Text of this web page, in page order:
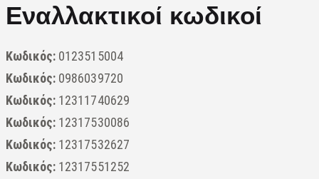
Εναλλακτικοί κωδικοί
Κωδικός: 0123515004
Κωδικός: 0986039720
Κωδικός: 12311740629
Κωδικός: 12317530086
Κωδικός: 12317532627
Κωδικός: 12317551252